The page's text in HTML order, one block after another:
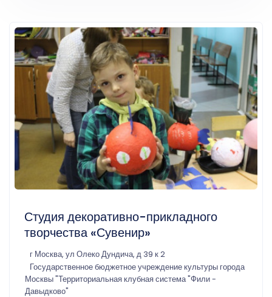
Студия декоративно-прикладного
творчества «Сувенир»
г Москва, ул Олеко Дундича, д 39 к 2
Государственное бюджетное учреждение культуры города
Москвы "Территориальная клубная система "Фили -
Давыдково"